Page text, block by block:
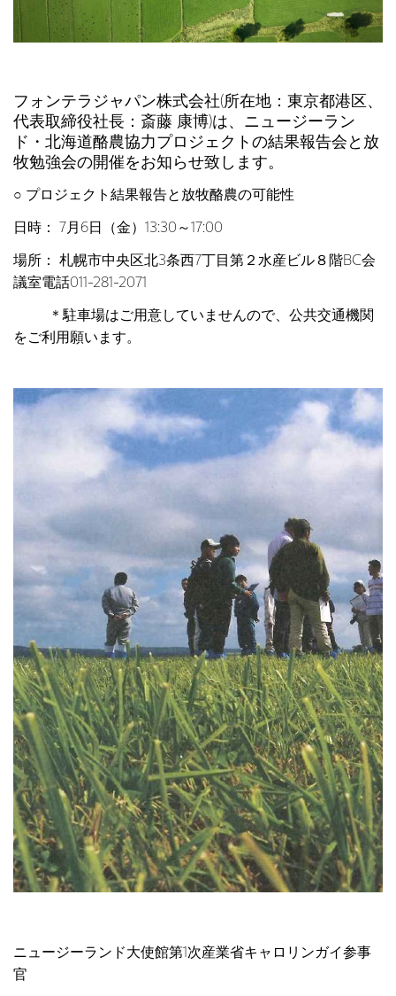
フォンテラジャパン株式会社(所在地：東京都港区、
代表取締役社長：斎藤 康博)は、ニュージーラン
ド・北海道酪農協力プロジェクトの結果報告会と放
牧勉強会の開催をお知らせ致します。
○ プロジェクト結果報告と放牧酪農の可能性
日時： 7月6日（金）13:30～17:00
場所： 札幌市中央区北3条西7丁目第２水産ビル８階BC会
議室電話011-281-2071
＊駐車場はご用意していませんので、公共交通機関
をご利用願います。
ニュージーランド大使館第1次産業省キャロリンガイ参事
官